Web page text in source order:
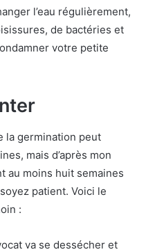
l’eau régulièrement,
de bactéries et
votre petite
la germination peut
mais d’après mon
au moins huit semaines
patient. Voici le
:
va se dessécher et